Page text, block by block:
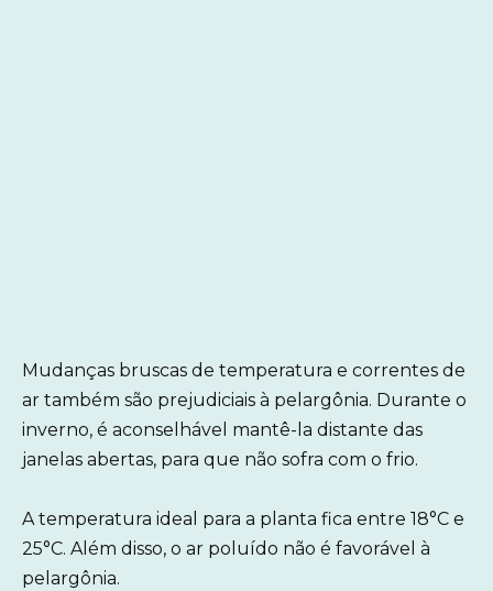
Mudanças bruscas de temperatura e correntes de
ar também são prejudiciais à pelargônia. Durante o
inverno, é aconselhável mantê-la distante das
janelas abertas, para que não sofra com o frio.
A temperatura ideal para a planta fica entre 18°C e
25°C. Além disso, o ar poluído não é favorável à
pelargônia.